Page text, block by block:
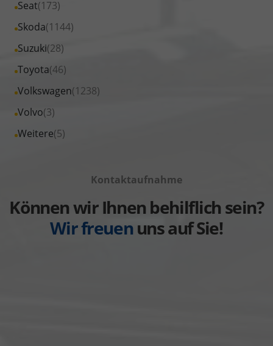
anzeigen
Peugeot
anzeigen
Renault
anzeigen
Seat(173)
Alle
Fahrzeuge
Seat
anzeigen
Skoda(1144)
Alle
Fahrzeuge
Skoda
anzeigen
Suzuki(28)
Alle
Fahrzeuge
Suzuki
anzeigen
Toyota(46)
Alle
Fahrzeuge
Toyota
anzeigen
Volkswagen(1238)
Alle
Fahrzeuge
Volkswagen
Volvo(3)
Alle
Fahrzeuge
Weitere(5)
Alle
anzeigen
Kontaktaufnahme
Können wir Ihnen behilflich sein?
Wir freuenuns auf Sie!